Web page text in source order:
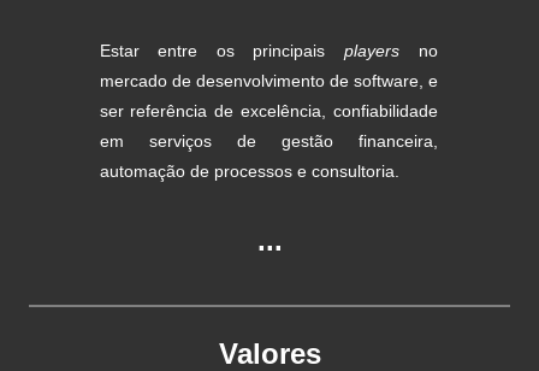
Estar entre os principais playersno
mercado de desenvolvimento de software, e
ser referência de excelência, confiabilidade
em serviços de gestão financeira,
automação de processos e consultoria.
...
Valores